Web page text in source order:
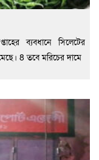
ব্যবধানে সিলেটের
8 তবে মরিচের দামে